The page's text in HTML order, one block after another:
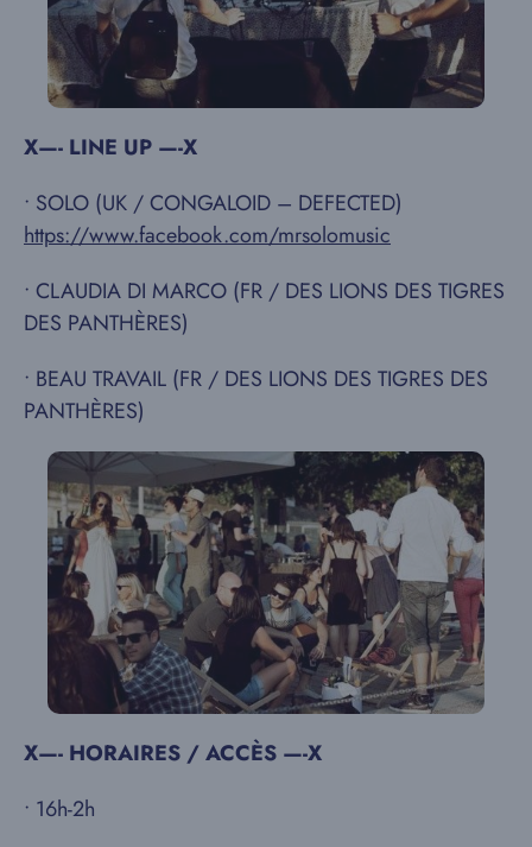
X—- LINE UP —-X
• SOLO (UK / CONGALOID – DEFECTED)
https://www.facebook.com/mrsolomusic
• CLAUDIA DI MARCO (FR / DES LIONS DES TIGRES
DES PANTHÈRES)
• BEAU TRAVAIL (FR / DES LIONS DES TIGRES DES
PANTHÈRES)
X—- HORAIRES / ACCÈS —-X
• 16h-2h